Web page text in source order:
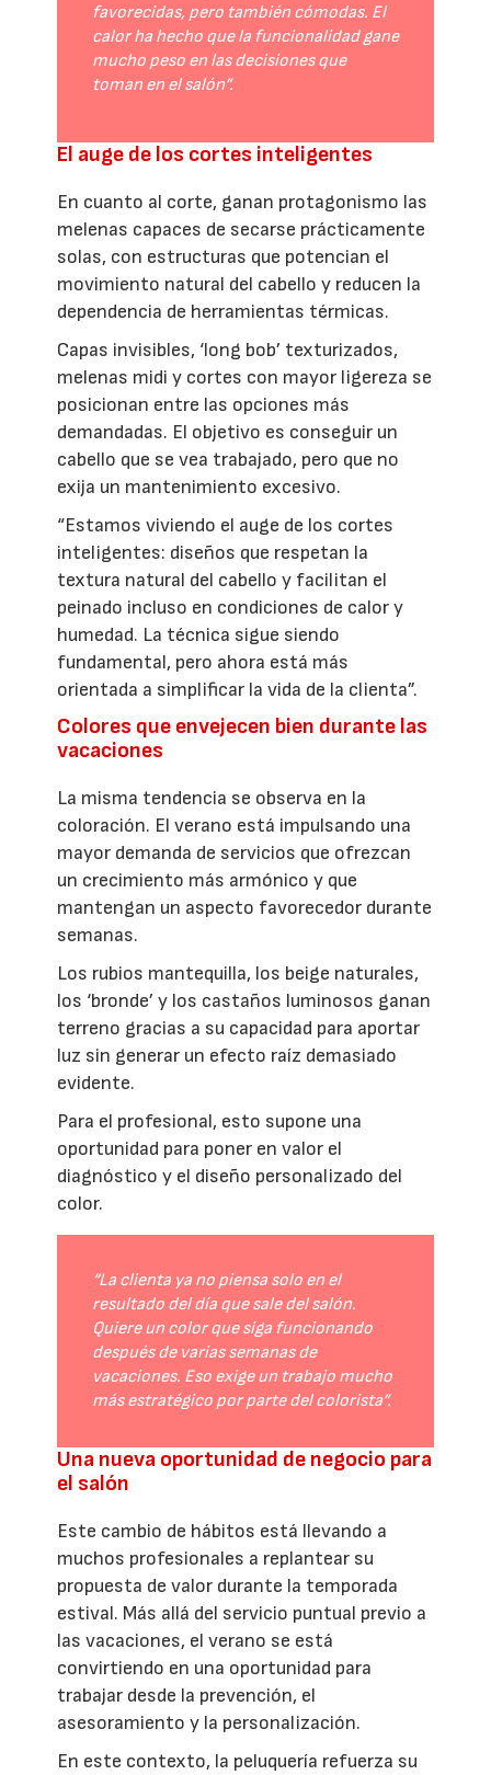
favorecidas, pero también cómodas. El
calor ha hecho que la funcionalidad gane
mucho peso en las decisiones que
toman en el salón”.
El auge de los cortes inteligentes
En cuanto al corte, ganan protagonismo las
melenas capaces de secarse prácticamente
solas, con estructuras que potencian el
movimiento natural del cabello y reducen la
dependencia de herramientas térmicas.
Capas invisibles, ‘long bob’ texturizados,
melenas midi y cortes con mayor ligereza se
posicionan entre las opciones más
demandadas. El objetivo es conseguir un
cabello que se vea trabajado, pero que no
exija un mantenimiento excesivo.
“Estamos viviendo el auge de los cortes
inteligentes: diseños que respetan la
textura natural del cabello y facilitan el
peinado incluso en condiciones de calor y
humedad. La técnica sigue siendo
fundamental, pero ahora está más
orientada a simplificar la vida de la clienta”.
Colores que envejecen bien durante las
vacaciones
La misma tendencia se observa en la
coloración. El verano está impulsando una
mayor demanda de servicios que ofrezcan
un crecimiento más armónico y que
mantengan un aspecto favorecedor durante
semanas.
Los rubios mantequilla, los beige naturales,
los ‘bronde’ y los castaños luminosos ganan
terreno gracias a su capacidad para aportar
luz sin generar un efecto raíz demasiado
evidente.
Para el profesional, esto supone una
oportunidad para poner en valor el
diagnóstico y el diseño personalizado del
color.
“La clienta ya no piensa solo en el
resultado del día que sale del salón.
Quiere un color que siga funcionando
después de varias semanas de
vacaciones. Eso exige un trabajo mucho
más estratégico por parte del colorista”.
Una nueva oportunidad de negocio para
el salón
Este cambio de hábitos está llevando a
muchos profesionales a replantear su
propuesta de valor durante la temporada
estival. Más allá del servicio puntual previo a
las vacaciones, el verano se está
convirtiendo en una oportunidad para
trabajar desde la prevención, el
asesoramiento y la personalización.
En este contexto, la peluquería refuerza su